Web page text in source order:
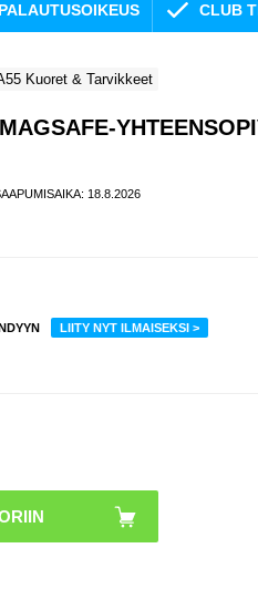
CLUB
Kuoret & Tarvikkeet
18.8.2026
LIITY NYT ILMAISEKSI >